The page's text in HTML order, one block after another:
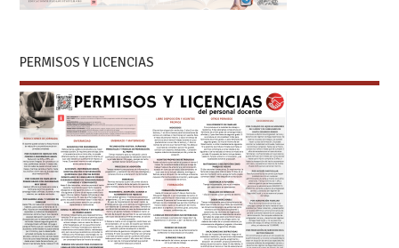
PERMISOS Y LICENCIAS